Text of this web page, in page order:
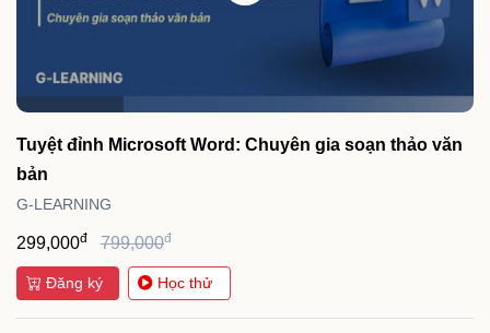
Tuyệt đỉnh Microsoft Word: Chuyên gia soạn thảo văn
bản
G-LEARNING
299,000đ 799,000đ
Đăng ký Học thử